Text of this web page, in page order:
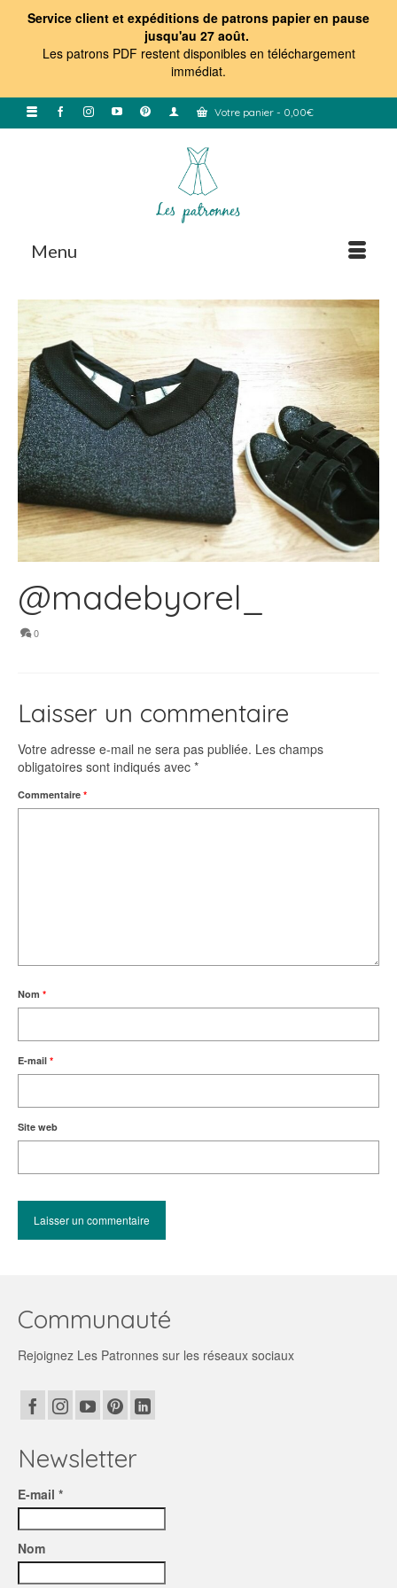
Service client et expéditions de patrons papier en pause
jusqu'au 27 août.
Les patrons PDF restent disponibles en téléchargement
immédiat.
Votre panier - 0,00€
Menu
@madebyorel_
0
Laisser un commentaire
Votre adresse e-mail ne sera pas publiée. Les champs
obligatoires sont indiqués avec *
Commentaire *
Nom *
E-mail *
Site web
Communauté
Rejoignez Les Patronnes sur les réseaux sociaux
Newsletter
E-mail *
Nom